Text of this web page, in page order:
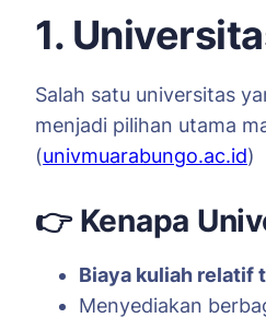
1.
Salah satu universitas
menjadi pilihan utama
(univmuarabungo.ac.id)
👉 Kenapa
Biaya kuliah relatif
Menyediakan